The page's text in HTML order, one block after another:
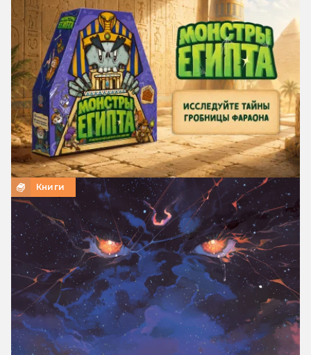
Книги